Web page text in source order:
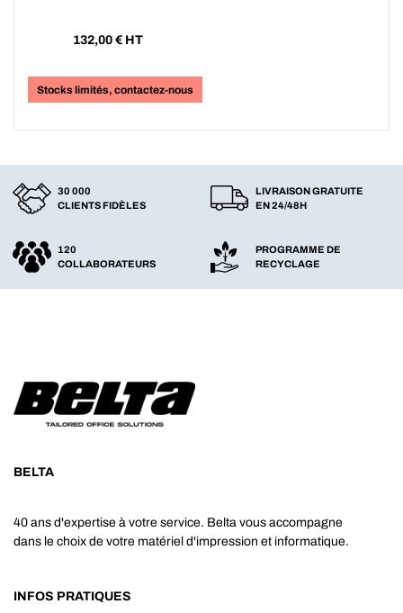
132,00 € HT
Stocks limités, contactez-nous
30 000
CLIENTS FIDÈLES
LIVRAISON GRATUITE
EN 24/48H
120
COLLABORATEURS
PROGRAMME DE
RECYCLAGE
BELTA
40 ans d'expertise à votre service. Belta vous accompagne
dans le choix de votre matériel d'impression et informatique.
INFOS PRATIQUES